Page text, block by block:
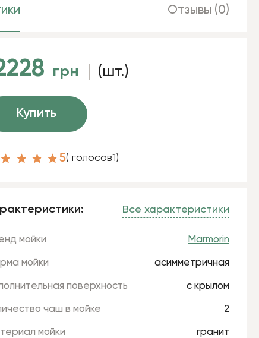
Отзывы (0)
грн (шт.)
Купить
5( голосов1)
Все характеристики
мойки Marmorin
мойки асимметричная
поверхность с крылом
чаш в мойке 2
мойки гранит